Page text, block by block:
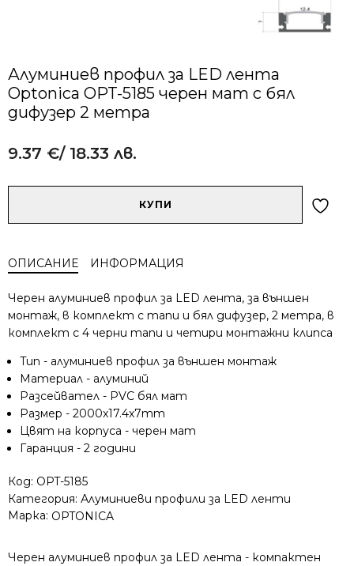
Алуминиев профил за LED лента
Optonica OPT-5185 черен мат с бял
дифузер 2 метра
9.37 €/ 18.33 лв.
за
лента
Optonica
OPT-
черен
мат
с
бял
дифузер
2
КУПИ
ОПИСАНИЕ ИНФОРМАЦИЯ
Черен aлуминиев профил за LED лента, за външен
монтаж, в комплект с тапи и бял дифузер, 2 метра, в
комплект с 4 черни тапи и четири монтажни клипса
Tип - алуминиев профил за външен монтаж
Материал - алуминий
Разсейвател - PVC бял мат
Размер - 2000x17.4x7mm
Цвят на корпуса - черен мат
Гаранция - 2 години
Код: OPT-5185
Категория: Алуминиеви профили за LED ленти
Марка: OPTONICA
Черен алуминиев профил за LED лента - компактен